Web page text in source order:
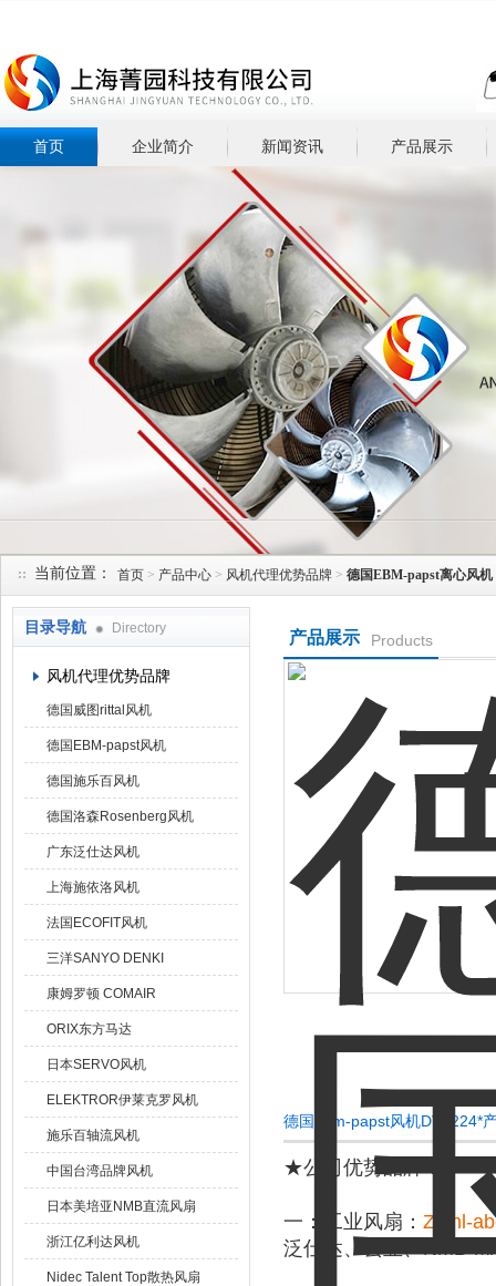
首页 企业简介 新闻资讯 产品展示
当前位置： 首页 > 产品中心 > 风机代理优势品牌 > 德国EBM-papst离心风机
目录导航 Directory
风机代理优势品牌
德国威图rittal风机
德国EBM-papst风机
德国施乐百风机
德国洛森Rosenberg风机
广东泛仕达风机
上海施依洛风机
法国ECOFIT风机
三洋SANYO DENKI
康姆罗顿 COMAIR
ORIX东方马达
日本SERVO风机
ELEKTROR伊莱克罗风机
施乐百轴流风机
中国台湾品牌风机
日本美培亚NMB直流风扇
浙江亿利达风机
Nidec Talent Top散热风扇
产品展示 Products
德国ebm-papst风机DV6224*
★公司优势品牌：
一 ：工业风扇： Ziehl-
泛仕达、玄亚、NMB-